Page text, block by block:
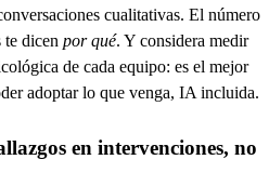
cualitativas. El número
te dicen por qué. Y considera medir
de cada equipo: es el mejor
adoptar lo que venga, IA incluida.
en intervenciones, no